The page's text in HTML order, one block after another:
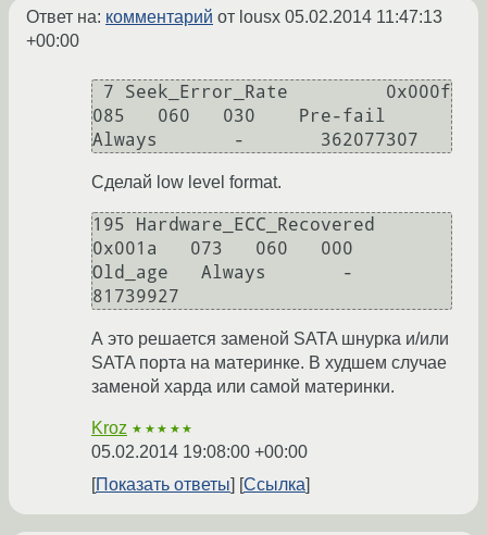
Ответ на: комментарий от lousx 05.02.2014 11:47:13
+00:00
085   060   030    Pre-fail
Сделай low level format.
195 Hardware_ECC_Recovered
0x001a   073   060   000
Old_age   Always       -
А это решается заменой SATA шнурка и/или
SATA порта на материнке. В худшем случае
заменой харда или самой материнки.
Kroz ★★★★★
05.02.2014 19:08:00 +00:00
Показать ответы
Ссылка